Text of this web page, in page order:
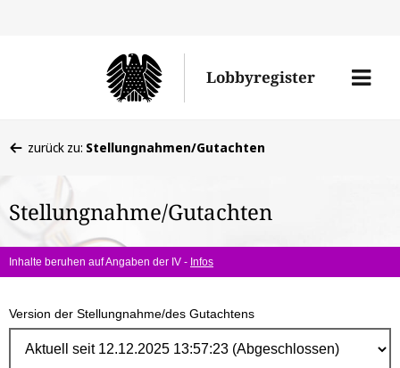
Lobbyregister
Menü
befinden
hier:
zurück zu: Stellungnahmen/Gutachten
Stellungnahme/Gutachten
Inhalte beruhen auf Angaben der IV - Infos
Version der Stellungnahme/des Gutachtens